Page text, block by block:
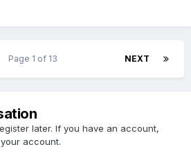
NEXT
Page 1 of 13
later. If you have an account,
account.